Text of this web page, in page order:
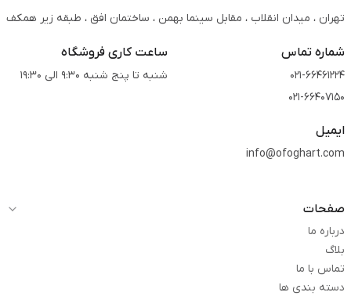
تهران ، میدان انقلاب ، مقابل سینما بهمن ، ساختمان افق ، طبقه زیر همکف
شماره تماس
021-66461224
021-66407150
ساعت کاری فروشگاه
شنبه تا پنج شنبه 9:30 الی 19:30
ایمیل
info@ofoghart.com
صفحات
درباره ما
بلاگ
تماس با ما
دسته بندی ها